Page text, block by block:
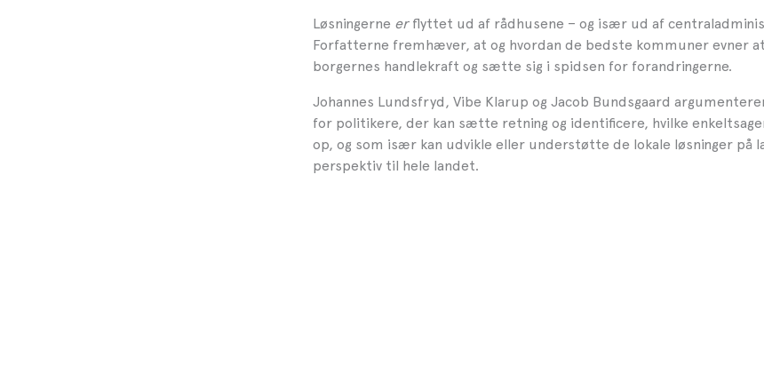
Løsningerne er flyttet ud af rådhusene – og især ud af
Forfatterne fremhæver, at og hvordan de bedste kommuner evner
borgernes handlekraft og sætte sig i spidsen for forandringerne.
Johannes Lundsfryd, Vibe Klarup og Jacob Bundsgaard
for politikere, der kan sætte retning og identificere, hvilke
op, og som især kan udvikle eller understøtte de lokale løsninger på
perspektiv til hele landet.